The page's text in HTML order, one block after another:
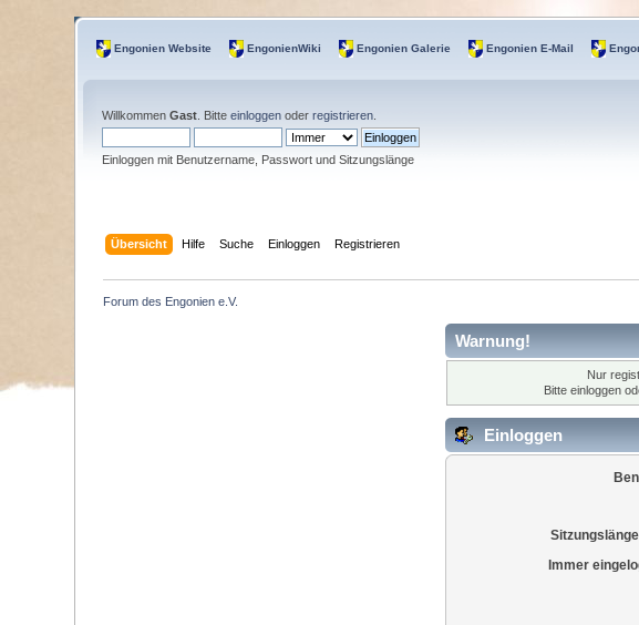
Engonien Website EngonienWiki Engonien Galerie Engonien E-Mail
WillkommenGast . Bitteeinloggen oderregistrieren
Einloggen mit Benutzername, Passwort und Sitzungslänge
Übersicht Hilfe Suche Einloggen Registrieren
Forum des Engonien e.V.
Warnung!
Nur
Bitte einloggen
Einloggen
Immer